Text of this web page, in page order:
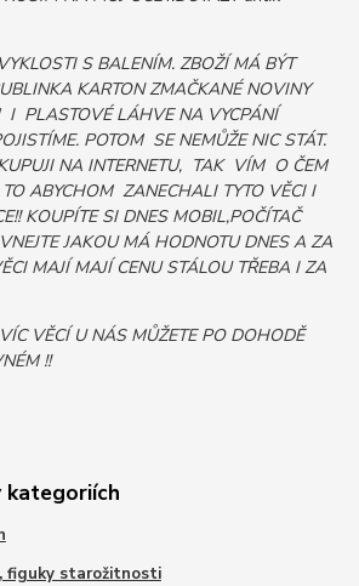
S BALENÍM. ZBOŽÍ MÁ BÝT
KARTON ZMAČKANÉ NOVINY
I PLASTOVÉ LÁHVE NA VYCPÁNÍ
POTOM SE NEMŮŽE NIC STÁT.
NA INTERNETU, TAK VÍM O ČEM
ABYCHOM ZANECHALI TYTO VĚCI I
KOUPÍTE SI DNES MOBIL,POČÍTAČ
JAKOU MÁ HODNOTU DNES A ZA
MAJÍ MAJÍ CENU STÁLOU TŘEBA I ZA
VĚCÍ U NÁS MŮŽETE PO DOHODĚ
!!
kategoriích
figuky starožitnosti